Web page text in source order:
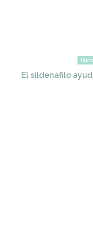
El sildenafilo